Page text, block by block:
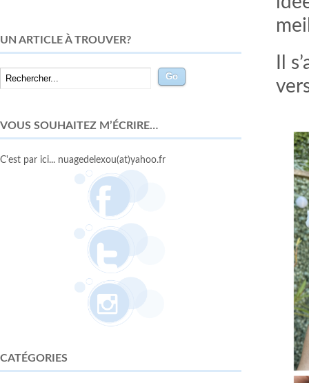
Il
UN ARTICLE À TROUVER?
VOUS SOUHAITEZ M’ÉCRIRE…
C'est par ici... nuagedelexou(at)yahoo.fr
CATÉGORIES